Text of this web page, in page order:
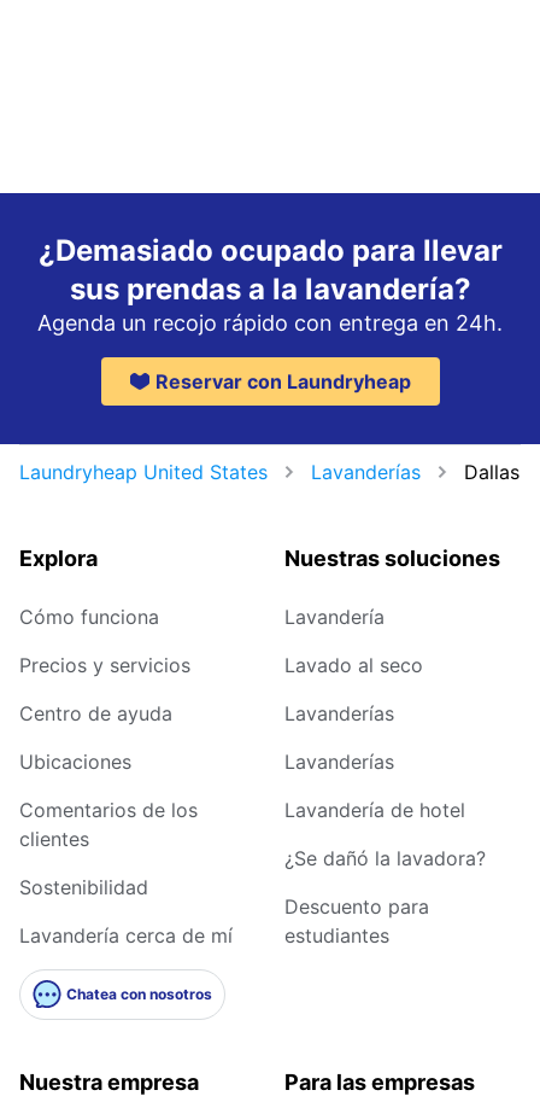
¿Demasiado ocupado para llevar
sus prendas a la lavandería?
Agenda un recojo rápido con entrega en 24h.
Reservar con Laundryheap
Laundryheap United States Lavanderías Dallas
Explora
Cómo funciona
Precios y servicios
Centro de ayuda
Ubicaciones
Comentarios de los
clientes
Sostenibilidad
Lavandería cerca de mí
Chatea con nosotros
Nuestras soluciones
Lavandería
Lavado al seco
Lavanderías
Lavanderías
Lavandería de hotel
¿Se dañó la lavadora?
Descuento para
estudiantes
Nuestra empresa Para las empresas